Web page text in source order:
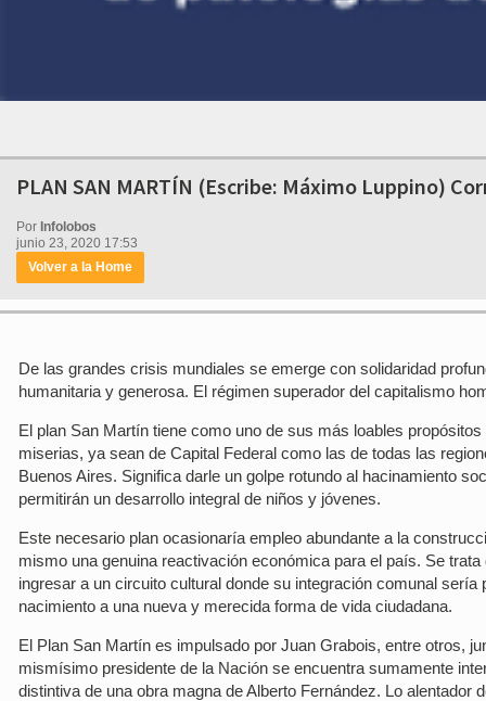
PLAN SAN MARTÍN (Escribe: Máximo Luppino)
Por Infolobos
junio 23, 2020 17:53
Volver a la Home
De las grandes crisis mundiales se emerge con solidaridad
humanitaria y generosa. El régimen superador del capitalismo
El plan San Martín tiene como uno de sus más loables
miserias, ya sean de Capital Federal como las de todas las
Buenos Aires. Significa darle un golpe rotundo al hacinamiento
permitirán un desarrollo integral de niños y jóvenes.
Este necesario plan ocasionaría empleo abundante a la
mismo una genuina reactivación económica para el país. Se
ingresar a un circuito cultural donde su integración comunal
nacimiento a una nueva y merecida forma de vida ciudadana.
El Plan San Martín es impulsado por Juan Grabois, entre otros,
mismísimo presidente de la Nación se encuentra sumamente
distintiva de una obra magna de Alberto Fernández. Lo